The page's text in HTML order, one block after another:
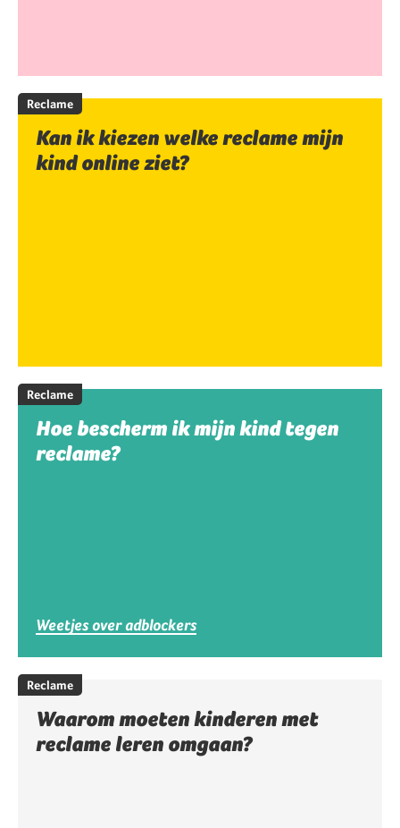
Reclame
Kan ik kiezen welke reclame mijn
kind online ziet?
Reclame
Hoe bescherm ik mijn kind tegen
reclame?
Weetjes over adblockers
Reclame
Waarom moeten kinderen met
reclame leren omgaan?